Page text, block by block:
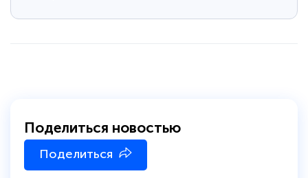
Поделиться новостью
Поделиться